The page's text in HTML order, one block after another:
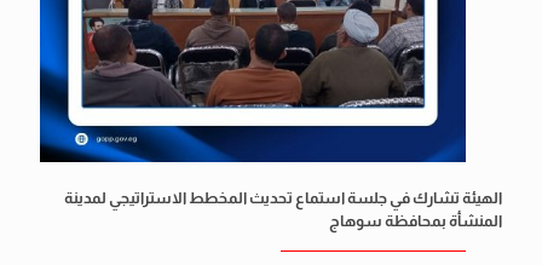
الهيئة تشارك في جلسة استماع تحديث المخطط الاستراتيجي لمدينة
المنشأة بمحافظة سوهاج